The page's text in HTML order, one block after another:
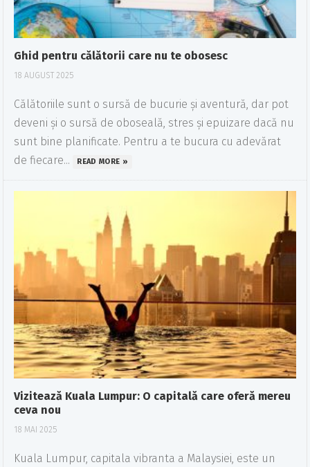
Ghid pentru călătorii care nu te obosesc
18 AUGUST 2025
Călătoriile sunt o sursă de bucurie și aventură, dar pot
deveni și o sursă de oboseală, stres și epuizare dacă nu
sunt bine planificate. Pentru a te bucura cu adevărat
de fiecare...
READ MORE »
Vizitează Kuala Lumpur: O capitală care oferă mereu
ceva nou
18 MAI 2025
Kuala Lumpur, capitala vibranta a Malaysiei, este un